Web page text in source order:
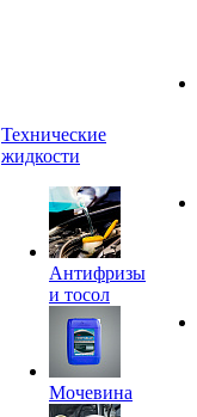
Технические
жидкости
Антифризы
и тосол
Мочевина